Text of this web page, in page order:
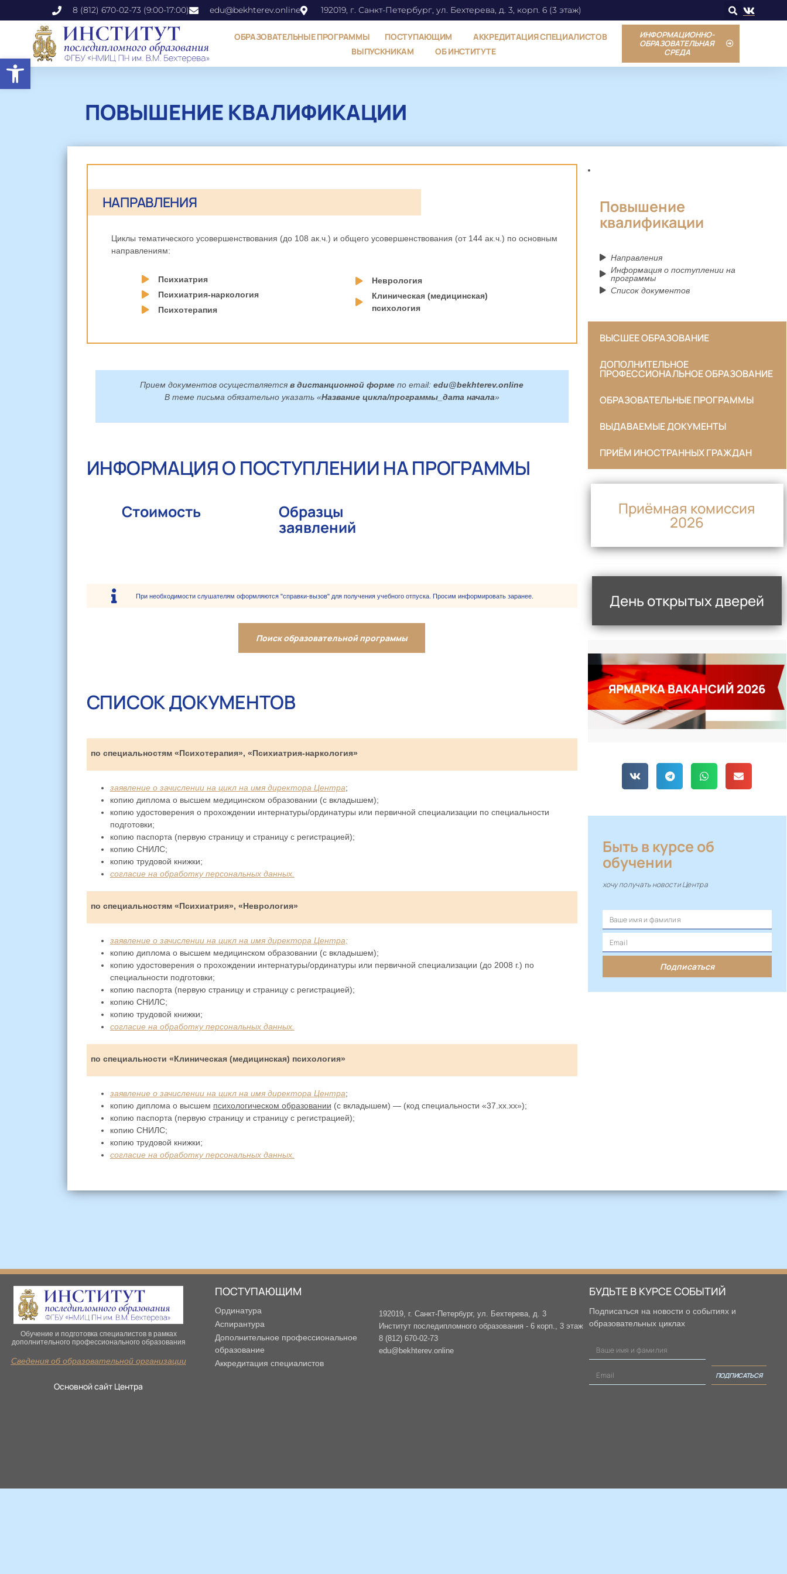
Открыть панель инструментов
8 (812) 670-02-73 (9:00-17:00) edu@bekhterev.online 192019, г. Санкт-Петербург, ул. Бехтерева, д. 3, корп. 6 (3 этаж)
ОБРАЗОВАТЕЛЬНЫЕ ПРОГРАММЫ ПОСТУПАЮЩИМ
АККРЕДИТАЦИЯ СПЕЦИАЛИСТОВ
ВЫПУСКНИКАМ
ОБ ИНСТИТУТЕ
ИНФОРМАЦИОННО-
ОБРАЗОВАТЕЛЬНАЯ
СРЕДА
ПОВЫШЕНИЕ КВАЛИФИКАЦИИ
НАПРАВЛЕНИЯ
Циклы тематического усовершенствования (до 108 ак.ч.) и общего усовершенствования (от 144 ак.ч.) по основным
направлениям:
Психиатрия
Психиатрия-наркология
Психотерапия
Неврология
Клиническая (медицинская)
психология
Прием документов осуществляетсяв дистанционной форме по email:edu@bekhterev.online
В теме письма обязательно указать «Название цикла/программы_дата начала»
ИНФОРМАЦИЯ О ПОСТУПЛЕНИИ НА ПРОГРАММЫ
Стоимость Образцы
заявлений
При необходимости слушателям оформляются "справки-вызов" для получения учебного отпуска. Просим информировать заранее.
Поиск образовательной программы
СПИСОК ДОКУМЕНТОВ
по специальностям «Психотерапия», «Психиатрия-наркология»
заявление о зачислении на цикл на имя директора Центра;
копию диплома о высшем медицинском образовании (с вкладышем);
копию удостоверения о прохождении интернатуры/ординатуры или первичной специализации по специальности
подготовки;
копию паспорта (первую страницу и страницу с регистрацией);
копию СНИЛС;
копию трудовой книжки;
согласие на обработку персональных данных.
по специальностям «Психиатрия», «Неврология»
заявление о зачислении на цикл на имя директора Центра;
копию диплома о высшем медицинском образовании (с вкладышем);
копию удостоверения о прохождении интернатуры/ординатуры или первичной специализации (до 2008 г.) по
специальности подготовки;
копию паспорта (первую страницу и страницу с регистрацией);
копию СНИЛС;
копию трудовой книжки;
согласие на обработку персональных данных.
по специальности «Клиническая (медицинская) психология»
заявление о зачислении на цикл на имя директора Центра;
копию диплома о высшем психологическом образовании (с вкладышем) — (код специальности «37.хх.хх»);
копию паспорта (первую страницу и страницу с регистрацией);
копию СНИЛС;
копию трудовой книжки;
согласие на обработку персональных данных.
Повышение
квалификации
Направления
Информация о поступлении на
программы
Список документов
ВЫСШЕЕ ОБРАЗОВАНИЕ
ДОПОЛНИТЕЛЬНОЕ
ПРОФЕССИОНАЛЬНОЕ ОБРАЗОВАНИЕ
ОБРАЗОВАТЕЛЬНЫЕ ПРОГРАММЫ
ВЫДАВАЕМЫЕ ДОКУМЕНТЫ
ПРИЁМ ИНОСТРАННЫХ ГРАЖДАН
Приёмная комиссия
2026
День открытых дверей
ЯРМАРКА ВАКАНСИЙ 2026
Быть в курсе об
обучении
хочу получать новости Центра
Подписаться
Обучение и подготовка специалистов в рамках
дополнительного профессионального образования
Сведения об образовательной организации
Основной сайт Центра
ПОСТУПАЮЩИМ
Ординатура
Аспирантура
Дополнительное профессиональное
образование
Аккредитация специалистов
192019, г. Санкт-Петербург, ул. Бехтерева, д. 3
Институт последипломного образования - 6 корп., 3 этаж
8 (812) 670-02-73
edu@bekhterev.online
БУДЬТЕ В КУРСЕ СОБЫТИЙ
Подписаться на новости о событиях и
образовательных циклах
ПОДПИСАТЬСЯ